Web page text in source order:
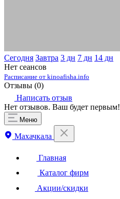
Сегодня Завтра 3 дн 7 дн 14 дн
Нет сеансов
Расписание от kinoafisha.info
Отзывы (0)
Написать отзыв
Нет отзывов. Ваш будет первым!
Меню
Махачкала
Главная
Каталог фирм
Акции/скидки